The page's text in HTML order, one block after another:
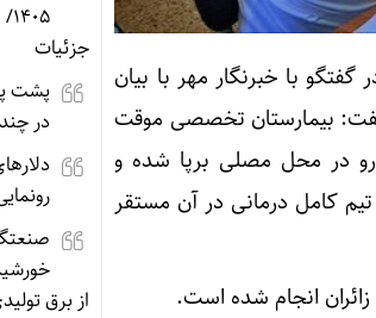
با خبرنگار مهر با بیان
گفت: بیمارستان تخصصی موقت
ایران با ظرفیت ۱۰۰ تخت بستری و ۳۰ تخت رزرو در محل مصلی برپا شده و
کامل درمانی در آن مستقر
جزئیات
در
از برق